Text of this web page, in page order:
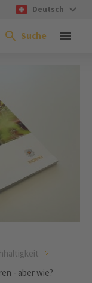
Deutsch
Suche
- aber wie?